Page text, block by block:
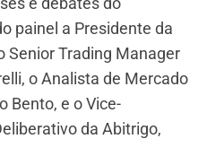
painel a Presidente da
Senior Trading Manager
o Analista de Mercado
Bento, e o Vice-
da Abitrigo,